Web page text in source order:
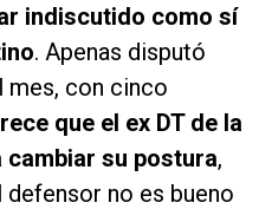
indiscutido como sí
. Apenas disputó
mes, con cinco
que el ex DT de la
cambiar su postura,
no es bueno